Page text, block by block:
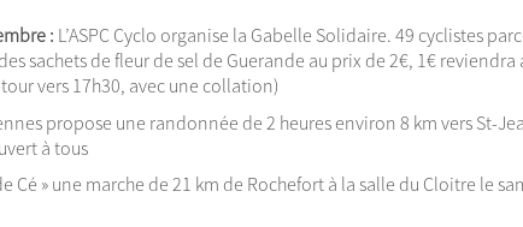
: L’ASPC Cyclo organise la Gabelle Solidaire. 49 cyclistes
sachets de fleur de sel de Guerande au prix de 2€, 1€ reviendra
vers 17h30, avec une collation)
propose une randonnée de 2 heures environ 8 km vers St-
à tous
Cé » une marche de 21 km de Rochefort à la salle du Cloitre le